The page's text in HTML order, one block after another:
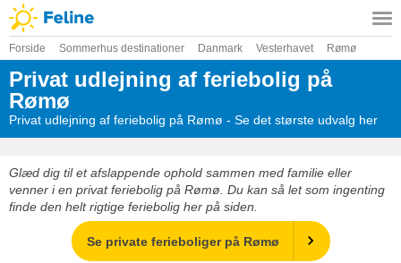
Forside Sommerhus destinationer Danmark Vesterhavet Rømø
Privat udlejning af feriebolig på
Rømø
Privat udlejning af feriebolig på Rømø - Se det største udvalg her
Glæd dig til et afslappende ophold sammen med familie eller
venner i en privat feriebolig på Rømø. Du kan så let som ingenting
finde den helt rigtige feriebolig her på siden.
Se private ferieboliger på Rømø